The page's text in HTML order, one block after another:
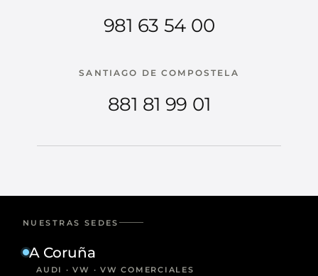
981 63 54 00
SANTIAGO DE COMPOSTELA
881 81 99 01
NUESTRAS SEDES
A Coruña
AUDI · VW · VW COMERCIALES